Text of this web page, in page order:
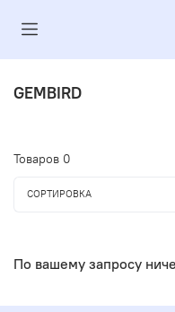
GEMBIRD
Товаров 0
СОРТИРОВКА
По вашему запросу